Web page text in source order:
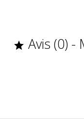
 Avis (0) -